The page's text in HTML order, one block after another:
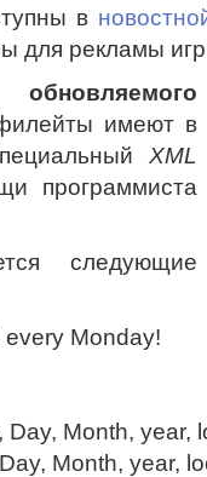
в
для рекламы
обновляемого
имеют в
XML
программиста
следующие
Monday!
Day, Month, year,
Month, year,